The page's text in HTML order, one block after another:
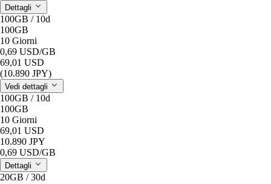
Dettagli
100GB / 10d
100GB
10 Giorni
0,69 USD/GB
69,01 USD
(10.890 JPY)
Vedi dettagli
100GB / 10d
100GB
10 Giorni
69,01 USD
10.890 JPY
0,69 USD/GB
Dettagli
20GB / 30d